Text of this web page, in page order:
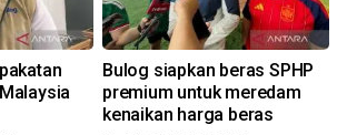
Bulog siapkan beras SPHP
premium untuk meredam
kenaikan harga beras